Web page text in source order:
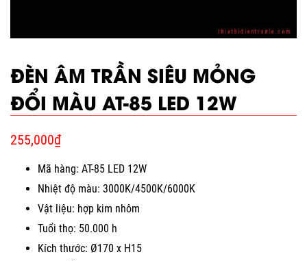
ĐÈN ÂM TRẦN SIÊU MỎNG
ĐỔI MÀU AT-85 LED 12W
255,000₫
Mã hàng: AT-85 LED 12W
Nhiệt độ màu: 3000K/4500K/6000K
Vật liệu: hợp kim nhôm
Tuổi thọ: 50.000 h
Kích thước: Ø170 x H15